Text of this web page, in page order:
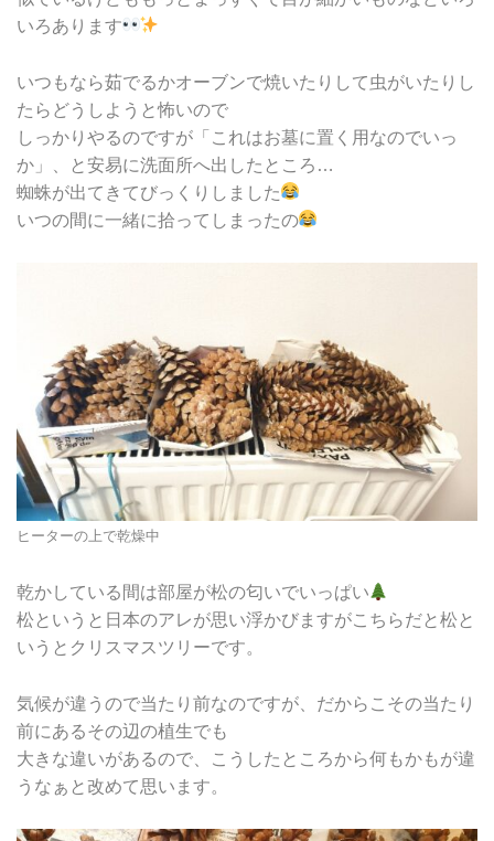
いろあります
いつもなら茹でるかオーブンで焼いたりして虫がいたりし
たらどうしようと怖いので
しっかりやるのですが「これはお墓に置く用なのでいっ
か」、と安易に洗面所へ出したところ…
蜘蛛が出てきてびっくりしました
いつの間に一緒に拾ってしまったの
ヒーターの上で乾燥中
乾かしている間は部屋が松の匂いでいっぱい
松というと日本のアレが思い浮かびますがこちらだと松と
いうとクリスマスツリーです。
気候が違うので当たり前なのですが、だからこその当たり
前にあるその辺の植生でも
大きな違いがあるので、こうしたところから何もかもが違
うなぁと改めて思います。